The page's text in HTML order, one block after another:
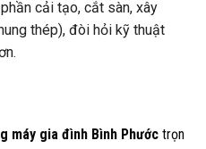
cải tạo, cắt sàn, xây
thép), đòi hỏi kỹ thuật
máy gia đình Bình Phước trọn